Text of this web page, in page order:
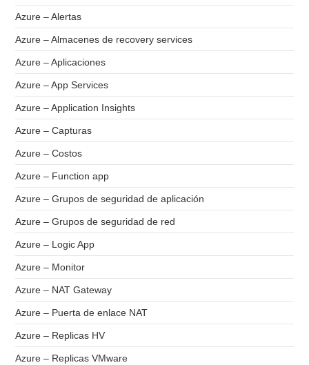
Azure – Alertas
Azure – Almacenes de recovery services
Azure – Aplicaciones
Azure – App Services
Azure – Application Insights
Azure – Capturas
Azure – Costos
Azure – Function app
Azure – Grupos de seguridad de aplicación
Azure – Grupos de seguridad de red
Azure – Logic App
Azure – Monitor
Azure – NAT Gateway
Azure – Puerta de enlace NAT
Azure – Replicas HV
Azure – Replicas VMware